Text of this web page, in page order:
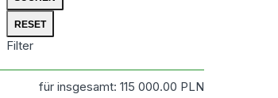
Filter
für insgesamt: 115 000.00 PLN